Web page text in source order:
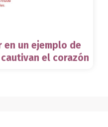
en un ejemplo de
el corazón